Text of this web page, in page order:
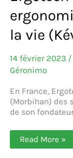
la vie
14 février 2023 /
Géronimo
En France,
(Morbihan) des
de son
Ergotech :
des
Read More »